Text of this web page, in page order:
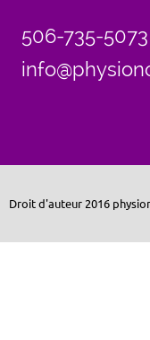
506-
Droit d'auteur 2016